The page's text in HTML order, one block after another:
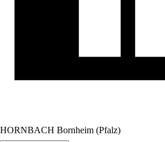
HORNBACH Bornheim (Pfalz)